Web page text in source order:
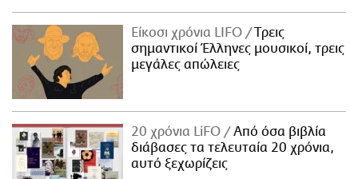
Είκοσι χρόνια LIFO
Tρεις
σημαντικοί Έλληνες μουσικοί, τρεις
μεγάλες απώλειες
20 χρόνια LiFO
Από όσα βιβλία
διάβασες τα τελευταία 20 χρόνια,
αυτό ξεχωρίζεις